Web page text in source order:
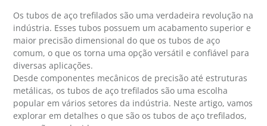
Os tubos de aço trefilados são uma verdadeira revolução na
indústria. Esses tubos possuem um acabamento superior e
maior precisão dimensional do que os tubos de aço
comum, o que os torna uma opção versátil e confiável para
diversas aplicações.
Desde componentes mecânicos de precisão até estruturas
metálicas, os tubos de aço trefilados são uma escolha
popular em vários setores da indústria. Neste artigo, vamos
explorar em detalhes o que são os tubos de aço trefilados,